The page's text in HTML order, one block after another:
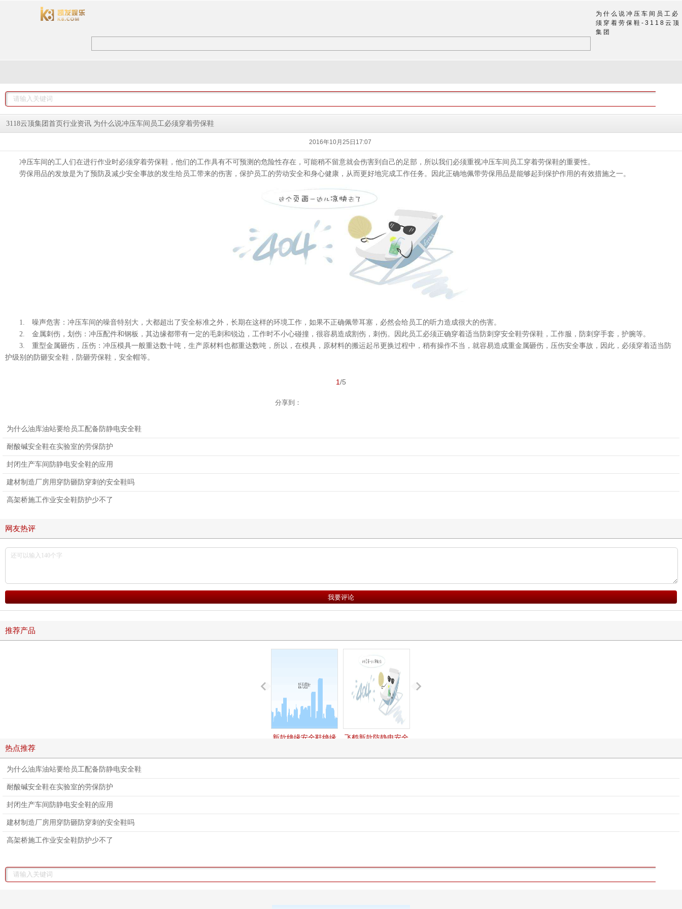
为什么说冲压车间员工必
须穿着劳保鞋-3118云顶
集团
3118云顶集团首页行业资讯 为什么说冲压车间员工必须穿着劳保鞋
2016年10月25日17:07
冲压车间的工人们在进行作业时必须穿着劳保鞋，他们的工作具有不可预测的危险性存在，可能稍不留意就会伤害到自己的足部，所以我们必须重视冲压车间员工穿着劳保鞋的重要性。
劳保用品的发放是为了预防及减少安全事故的发生给员工带来的伤害，保护员工的劳动安全和身心健康，从而更好地完成工作任务。因此正确地佩带劳保用品是能够起到保护作用的有效措施之一。
1. 噪声危害：冲压车间的噪音特别大，大都超出了安全标准之外，长期在这样的环境工作，如果不正确佩带耳塞，必然会给员工的听力造成很大的伤害。
2. 金属刺伤，划伤：冲压配件和钢板，其边缘都带有一定的毛刺和锐边，工作时不小心碰撞，很容易造成割伤，刺伤。因此员工必须正确穿着适当防刺穿安全鞋劳保鞋，工作服，防刺穿手套，护腕等。
3. 重型金属砸伤，压伤：冲压模具一般重达数十吨，生产原材料也都重达数吨，所以，在模具，原材料的搬运起吊更换过程中，稍有操作不当，就容易造成重金属砸伤，压伤安全事故，因此，必须穿着适当防
护级别的防砸安全鞋，防砸劳保鞋，安全帽等。
1/5
分享到：
为什么油库油站要给员工配备防静电安全鞋
耐酸碱安全鞋在实验室的劳保防护
封闭生产车间防静电安全鞋的应用
建材制造厂房用穿防砸防穿刺的安全鞋吗
高架桥施工作业安全鞋防护少不了
网友热评
推荐产品
新款绝缘安全鞋绝缘
劳保鞋fh16-0324
飞鹤新款防静电安全
鞋fh16-0313
热点推荐
为什么油库油站要给员工配备防静电安全鞋
耐酸碱安全鞋在实验室的劳保防护
封闭生产车间防静电安全鞋的应用
建材制造厂房用穿防砸防穿刺的安全鞋吗
高架桥施工作业安全鞋防护少不了